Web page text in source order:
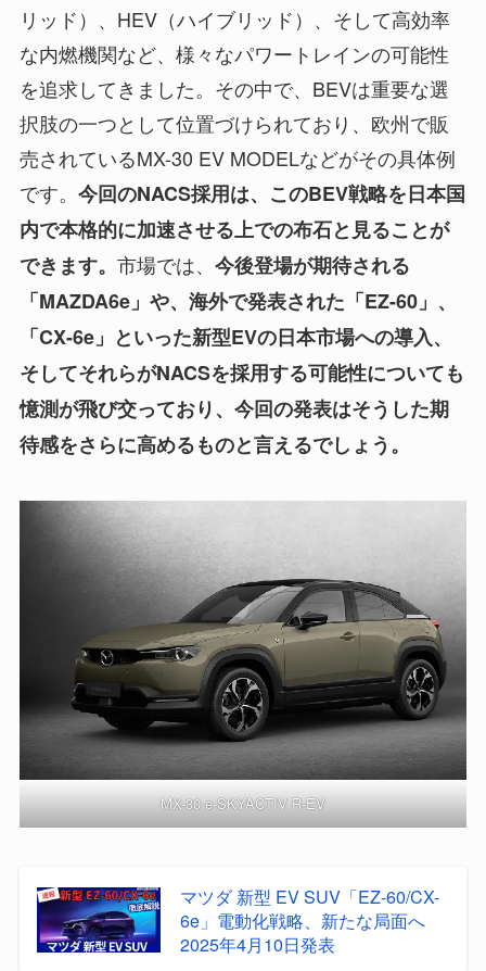
リッド）、HEV（ハイブリッド）、そして高効率
な内燃機関など、様々なパワートレインの可能性
を追求してきました。その中で、BEVは重要な選
択肢の一つとして位置づけられており、欧州で販
売されているMX-30 EV MODELなどがその具体例
です。 今回のNACS採用は、このBEV戦略を日本国
内で本格的に加速させる上での布石と見ることが
できます。 市場では、 今後登場が期待される
「MAZDA6e」や、海外で発表された「EZ-60」、
「CX-6e」といった新型EVの日本市場への導入、
そしてそれらがNACSを採用する可能性についても
憶測が飛び交っており、今回の発表はそうした期
待感をさらに高めるものと言えるでしょう。
MX-30 e-SKYACTIV R-EV
マツダ 新型 EV SUV「EZ-60/CX-
6e」電動化戦略、新たな局面へ
2025年4月10日発表